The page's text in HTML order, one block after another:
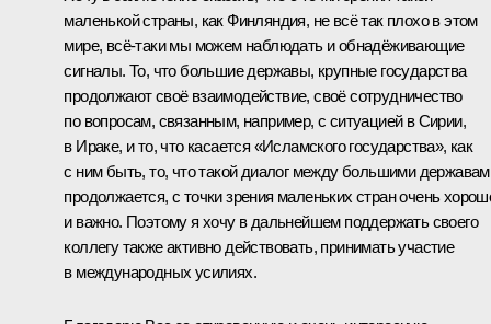
маленькой страны, как Финляндия, не всё так плохо в этом
мире, всё‑таки мы можем наблюдать и обнадёживающие
сигналы. То, что большие державы, крупные государства
продолжают своё взаимодействие, своё сотрудничество
по вопросам, связанным, например, с ситуацией в Сирии,
в Ираке, и то, что касается «Исламского государства», как
с ним быть, то, что такой диалог между большими
продолжается, с точки зрения маленьких стран очень
и важно. Поэтому я хочу в дальнейшем поддержать своего
коллегу также активно действовать, принимать участие
в международных усилиях.